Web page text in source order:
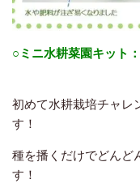
○ ミニ水耕菜園キット：
初めて水耕栽培チャレ
す！
種を播くだけでどんど
す！